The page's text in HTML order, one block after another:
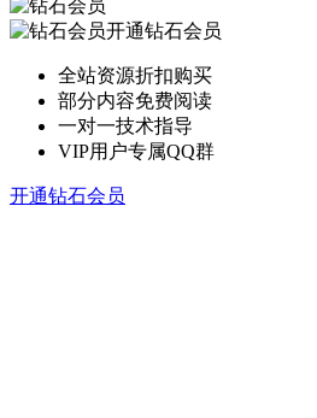
开通钻石会员
全站资源折扣购买
部分内容免费阅读
一对一技术指导
VIP用户专属QQ群
开通钻石会员